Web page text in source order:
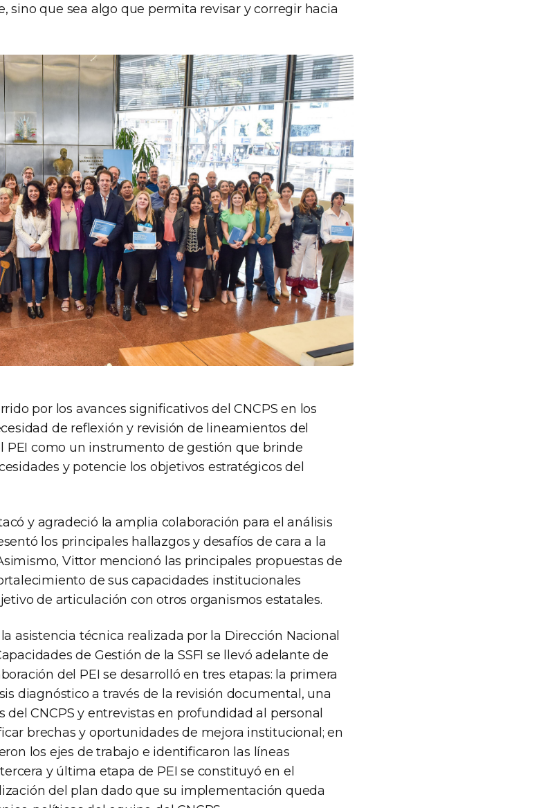
sino que sea algo que permita revisar y corregir hacia
por los avances significativos del CNCPS en los
de reflexión y revisión de lineamientos del
PEI como un instrumento de gestión que brinde
y potencie los objetivos estratégicos del
y agradeció la amplia colaboración para el análisis
los principales hallazgos y desafíos de cara a la
Vittor mencionó las principales propuestas de
de sus capacidades institucionales
de articulación con otros organismos estatales.
asistencia técnica realizada por la Dirección Nacional
de Gestión de la SSFI se llevó adelante de
del PEI se desarrolló en tres etapas: la primera
diagnóstico a través de la revisión documental, una
del CNCPS y entrevistas en profundidad al personal
brechas y oportunidades de mejora institucional; en
los ejes de trabajo e identificaron las líneas
y última etapa de PEI se constituyó en el
del plan dado que su implementación queda